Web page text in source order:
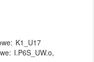
K1_U17
I.P6S_UW.o,